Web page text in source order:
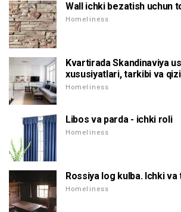
Wall ichki bezatish uchun
Homeliness
Kvartirada Skandinaviya
xususiyatlari, tarkibi va
Homeliness
Libos va parda - ichki roli
Homeliness
Rossiya log kulba. Ichki va
Homeliness